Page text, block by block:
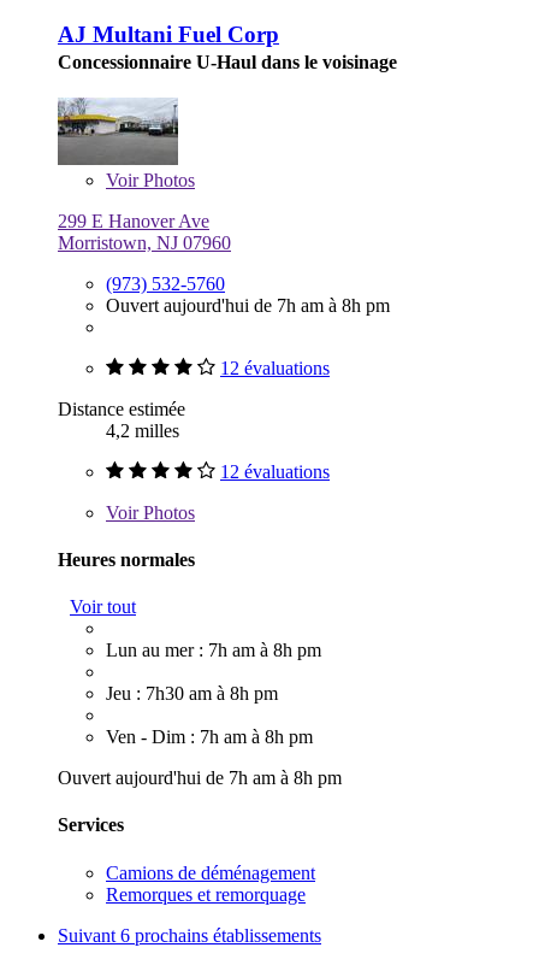
AJ Multani Fuel Corp
Concessionnaire U-Haul dans le voisinage
VoirPhotos
299 E Hanover Ave
Morristown, NJ 07960
(973) 532-5760
Ouvert aujourd'hui de 7h am à 8h pm
12 évaluations
Distance estimée
4,2 milles
12 évaluations
VoirPhotos
Heures normales
Voir tout
Lun au mer : 7h am à 8h pm
Jeu : 7h30 am à 8h pm
Ven - Dim : 7h am à 8h pm
Ouvert aujourd'hui de 7h am à 8h pm
Services
Camions de déménagement
Remorques et remorquage
Suivant 6 prochains établissements